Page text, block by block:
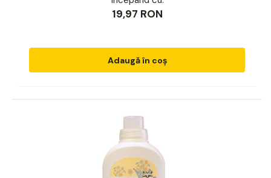
19,97 RON
Adaugă în coș